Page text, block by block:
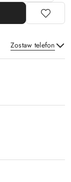
Zostaw telefon